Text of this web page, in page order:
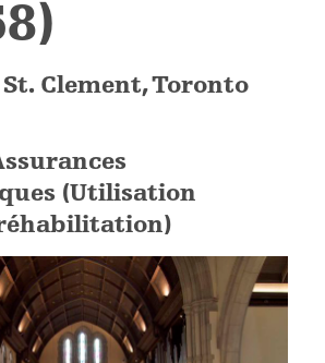
St. Clement, Toronto
(Utilisation